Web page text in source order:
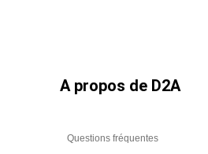
A propos de D2A
Questions fréquentes